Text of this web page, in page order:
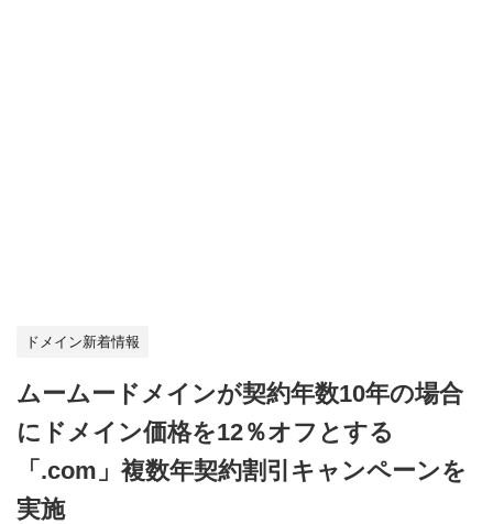
ドメイン新着情報
ムームードメインが契約年数10年の場合
にドメイン価格を12％オフとする
「.com」複数年契約割引キャンペーンを
実施